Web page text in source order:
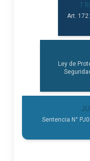
Art.
Ley de
Sentencia N°